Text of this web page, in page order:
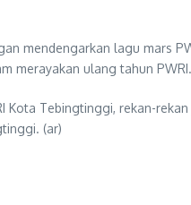
mendengarkan lagu mars
merayakan ulang tahun PWRI.
Tebingtinggi, rekan-
(ar)